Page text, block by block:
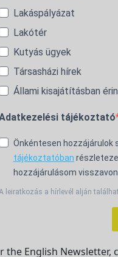
Lakáspályázat
Lakótér
Kutyás ügyek
Társasházi hírek
Állami kisajátításban
tájékoztató
Önkéntesen hozzájárulok
tájékoztatóban
hozzájárulásom
leiratkozás a hírlevél alján
the English Newsletter,